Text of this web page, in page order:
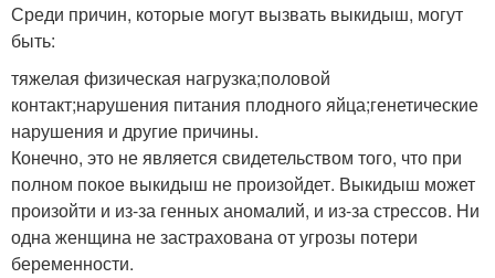
Среди причин, которые могут вызвать выкидыш, могут
быть:
тяжелая физическая нагрузка;половой
контакт;нарушения питания плодного яйца;генетические
нарушения и другие причины.
Конечно, это не является свидетельством того, что при
полном покое выкидыш не произойдет. Выкидыш может
произойти и из-за генных аномалий, и из-за стрессов. Ни
одна женщина не застрахована от угрозы потери
беременности.